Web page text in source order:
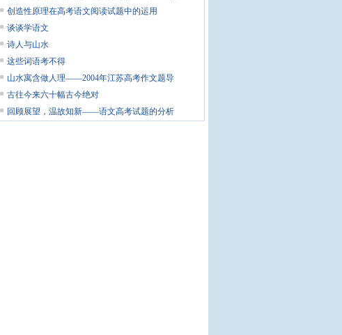
创造性原理在高考语文阅读试题中的运用
谈谈学语文
诗人与山水
这些词语考不得
山水寓含做人理——2004年江苏高考作文题导
古往今来六十幅古今绝对
回顾展望，温故知新——语文高考试题的分析